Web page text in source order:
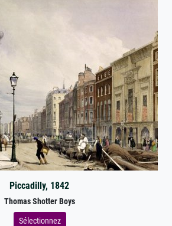
Piccadilly, 1842
Thomas Shotter Boys
Sélectionnez